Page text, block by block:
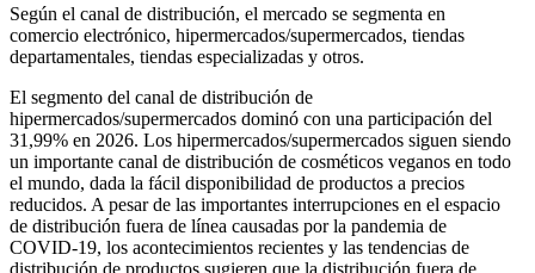
Según el canal de distribución, el mercado se segmenta en
comercio electrónico, hipermercados/supermercados, tiendas
departamentales, tiendas especializadas y otros.
El segmento del canal de distribución de
hipermercados/supermercados dominó con una participación del
31,99% en 2026. Los hipermercados/supermercados siguen siendo
un importante canal de distribución de cosméticos veganos en todo
el mundo, dada la fácil disponibilidad de productos a precios
reducidos. A pesar de las importantes interrupciones en el espacio
de distribución fuera de línea causadas por la pandemia de
COVID-19, los acontecimientos recientes y las tendencias de